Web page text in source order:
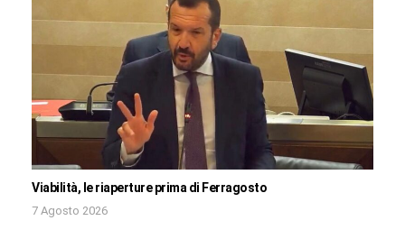
Viabilità, le riaperture prima di Ferragosto
7 Agosto 2026